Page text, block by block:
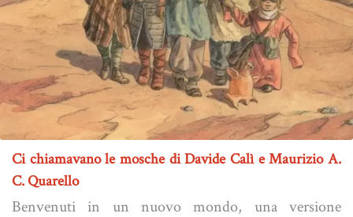
Ci chiamavano le mosche di Davide Calì e Maurizio A.
C. Quarello
Benvenuti in un nuovo mondo, una versione